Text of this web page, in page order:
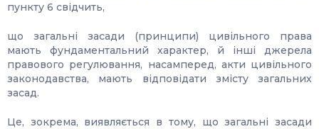
пункту 6 свідчить,
що загальні засади (принципи) цивільного права
мають фундаментальний характер, й інші джерела
правового регулювання, насамперед, акти цивільного
законодавства, мають відповідати змісту загальних
засад.
Це, зокрема, виявляється в тому, що загальні засади